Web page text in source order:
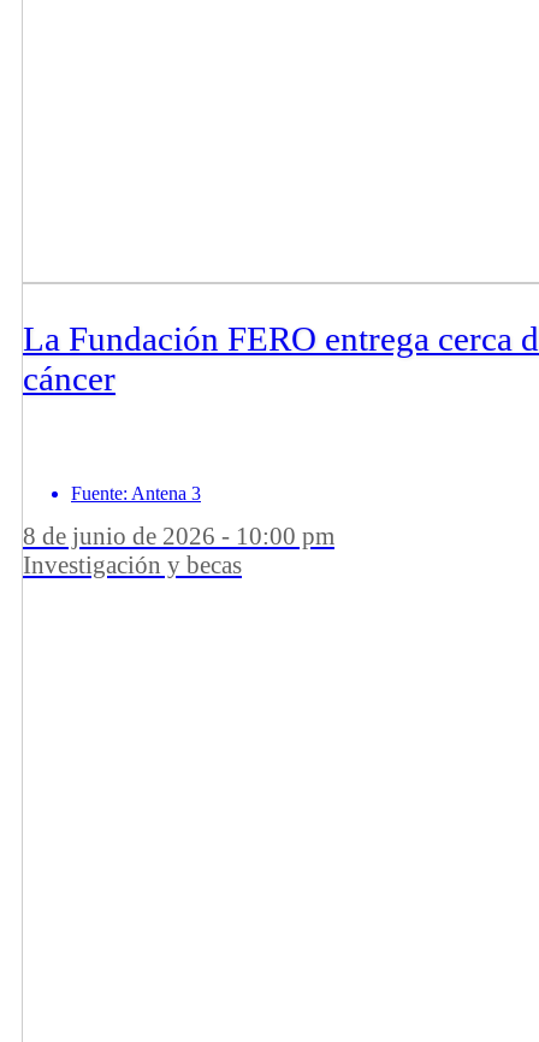
La Fundación FERO entrega cerca
cáncer
Fuente: Antena 3
8 de junio de 2026 - 10:00 pm
Investigación y becas